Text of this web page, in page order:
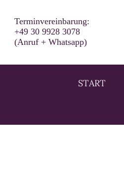
Terminvereinbarung:
+49 30 9928 3078
(Anruf + Whatsapp)
START